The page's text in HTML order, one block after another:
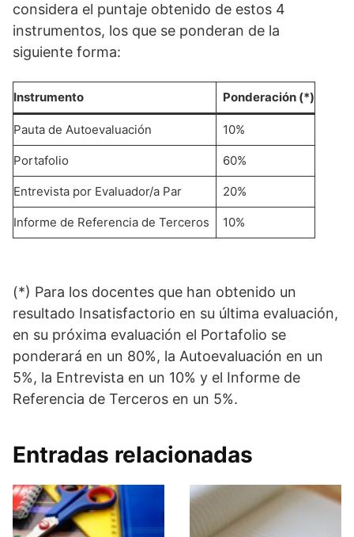
considera el puntaje obtenido de estos 4
instrumentos, los que se ponderan de la
siguiente forma:
Instrumento Ponderación (*)
Pauta de Autoevaluación 10%
Portafolio 60%
Entrevista por Evaluador/a Par 20%
Informe de Referencia de Terceros 10%
(*) Para los docentes que han obtenido un
resultado Insatisfactorio en su última evaluación,
en su próxima evaluación el Portafolio se
ponderará en un 80%, la Autoevaluación en un
5%, la Entrevista en un 10% y el Informe de
Referencia de Terceros en un 5%.
Entradas relacionadas